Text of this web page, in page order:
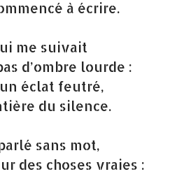
à écrire.
me suivait
d’ombre lourde :
éclat feutré,
du silence.
sans mot,
des choses vraies :